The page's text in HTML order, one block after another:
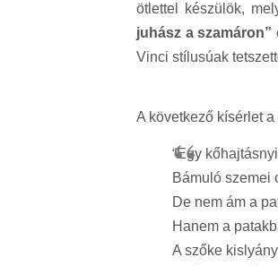
ötlettel készülök,
juhász a szamáron”
Vinci stílusúak
A következő kísérlet a
“Egy
Bámuló szemei
De nem ám a
Hanem a
A szőke